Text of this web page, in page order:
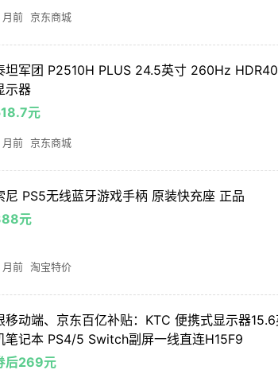
前 京东商城
坦军团 P2510H PLUS 24.5英寸 260Hz
示器
元
前 京东商城
尼 PS5无线蓝牙游戏手柄 原装快充座 正品
元
前 淘宝特价
移动端、京东百亿补贴：KTC 便携式显示器
笔记本 PS4/5 Switch副屏一线直连H15F9
后269元